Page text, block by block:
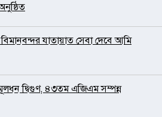
বিমানবন্দর যাতায়াত সেবা দেবে আমি
দ্বিগুণ, ৪৩তম এজিএম সম্পন্ন